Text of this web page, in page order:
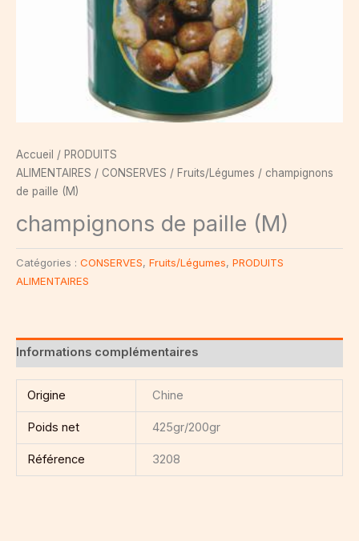
Accueil / PRODUITS
ALIMENTAIRES / CONSERVES / Fruits/Légumes / champignons
de paille (M)
champignons de paille (M)
Catégories : CONSERVES, Fruits/Légumes, PRODUITS
ALIMENTAIRES
Informations complémentaires
Origine Chine
Poids net 425gr/200gr
Référence 3208